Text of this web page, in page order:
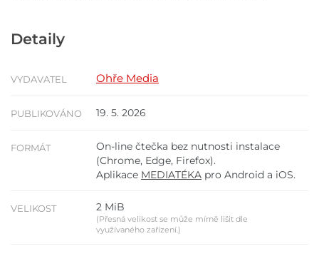
Detaily
VYDAVATEL Ohře Media
PUBLIKOVÁNO 19. 5. 2026
FORMÁT
On-line čtečka bez nutnosti instalace
(Chrome, Edge, Firefox).
Aplikace MEDIATÉKA pro Android a iOS.
VELIKOST 2 MiB
(Přesná velikost se může mírně lišit dle
využívaného zařízení.)